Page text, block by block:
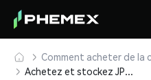
Comment acheter de la
Achetez et stockez JPG (JPG) en toute sécurité